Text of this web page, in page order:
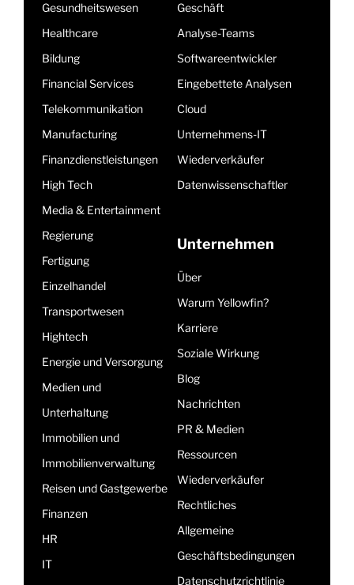
Gesundheitswesen
Healthcare
Bildung
Financial Services
Telekommunikation
Manufacturing
Finanzdienstleistungen
High Tech
Media & Entertainment
Regierung
Fertigung
Einzelhandel
Transportwesen
Hightech
Energie und Versorgung
Medien und
Unterhaltung
Immobilien und
Immobilienverwaltung
Reisen und Gastgewerbe
Finanzen
HR
IT
Geschäft
Analyse-Teams
Softwareentwickler
Eingebettete Analysen
Cloud
Unternehmens-IT
Wiederverkäufer
Datenwissenschaftler
Unternehmen
Über
Warum Yellowfin?
Karriere
Soziale Wirkung
Blog
Nachrichten
PR & Medien
Ressourcen
Wiederverkäufer
Rechtliches
Allgemeine
Geschäftsbedingungen
Datenschutzrichtlinie